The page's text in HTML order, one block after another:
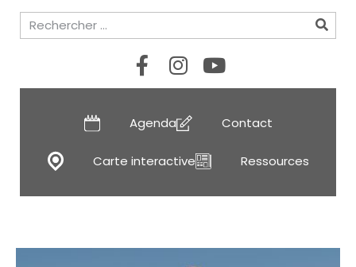
Agenda Contact
Carte interactive Ressources